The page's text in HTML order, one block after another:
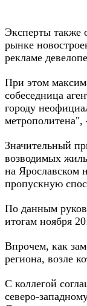
Эксперты также
рынке
рекламе
При этом
собеседница
городу
метрополитена",
Значительный
возводимых
на Ярославском
пропускную
По данным
итогам ноября
Впрочем, как
региона, возле
С коллегой
северо-